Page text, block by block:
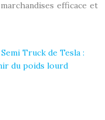
efficace et
Truck de Tesla :
du poids lourd